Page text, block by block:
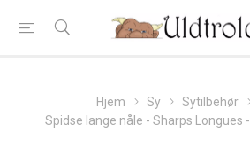
Hjem Sy Sytilbehør
Spidse lange nåle - Sharps Longues